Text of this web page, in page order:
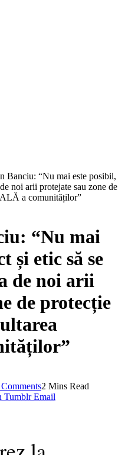
Banciu: “Nu mai este posibil,
noi arii protejate sau zone de
a comunităților”
“Nu mai
și etic să se
de noi arii
de protecție
2 Mins Read
Tumblr Email